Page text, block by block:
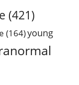
(421)
(164)young